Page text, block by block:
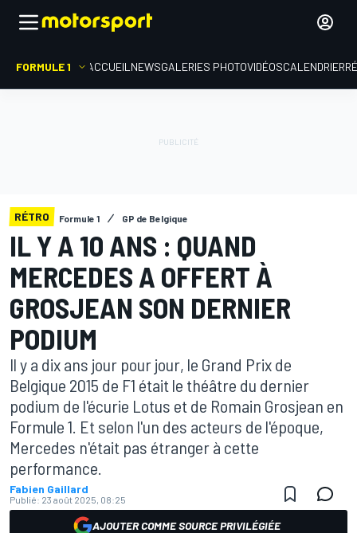
FORMULE 1 ACCUEIL NEWSGALERIES PHOTOVIDÉOSCALENDRIER
RÉTRO Formule 1 GP de Belgique
IL Y A 10 ANS : QUAND
MERCEDES A OFFERT À
GROSJEAN SON DERNIER
PODIUM
Il y a dix ans jour pour jour, le Grand Prix de
Belgique 2015 de F1 était le théâtre du dernier
podium de l'écurie Lotus et de Romain Grosjean en
Formule 1. Et selon l'un des acteurs de l'époque,
Mercedes n'était pas étranger à cette
performance.
Fabien Gaillard
Publié: 23 août 2025, 08:25
AJOUTER COMME SOURCE PRIVILÉGIÉE